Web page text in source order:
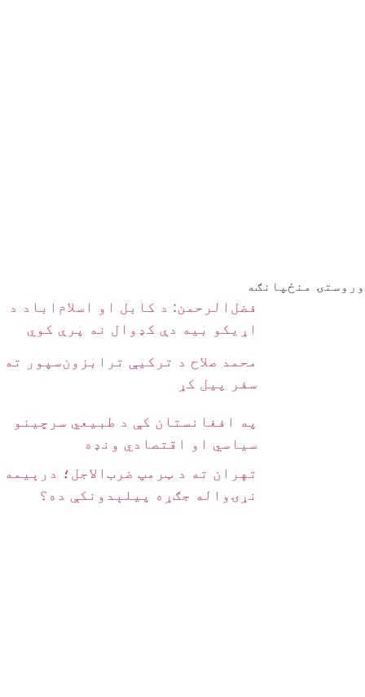
وروستۍ منځپانګه
فضل‌الرحمن: د کابل او اسلام‌اباد د
اړیکو بیه دې کډوال نه پرې کوي
محمد صلاح د ترکیې ترابزون‌سپور ته
سفر پیل کړ
په افغانستان کې د طبیعي سرچینو
سیاسي او اقتصادي ونډه
تهران ته د ټرمپ ضرب‌الاجل؛ درېیمه
نړۍواله جګړه پیلېدونکې ده؟